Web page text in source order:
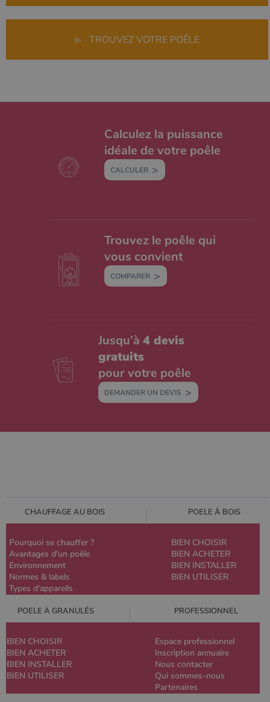
▶ TROUVEZ VOTRE POÊLE
Calculez la puissance
idéale de votre poêle
CALCULER
Trouvez le poêle qui
vous convient
COMPARER
Jusqu’à4 devis
gratuits
pour votre poêle
DEMANDER UN DEVIS
CHAUFFAGE AU BOIS POELE À BOIS
Pourquoi se chauffer ?
Avantages d'un poêle
Environnement
Normes & labels
Types d'appareils
BIEN CHOISIR
BIEN ACHETER
BIEN INSTALLER
BIEN UTILISER
POELE À GRANULÉS PROFESSIONNEL
BIEN CHOISIR
BIEN ACHETER
BIEN INSTALLER
BIEN UTILISER
Espace professionnel
Inscription annuaire
Nous contacter
Qui sommes-nous
Partenaires